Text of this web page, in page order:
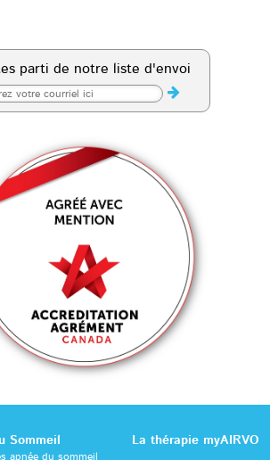
parti de notre liste d'envoi
Sommeil
apnée du sommeil
La thérapie myAIRVO